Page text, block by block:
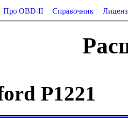
Про OBD-II Справочник
P1221